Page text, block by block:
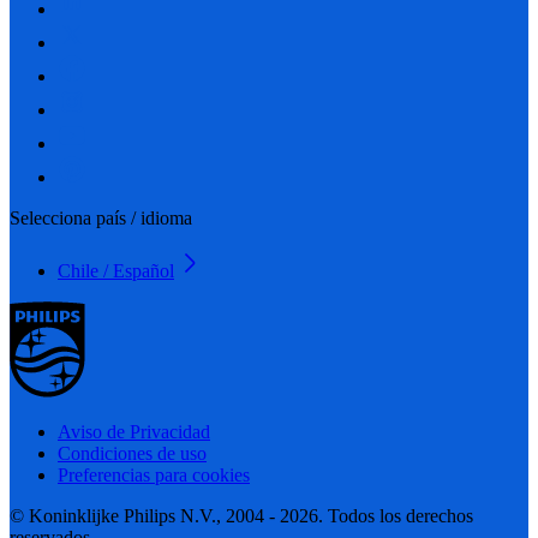
Selecciona país / idioma
Chile / Español
Aviso de Privacidad
Condiciones de uso
Preferencias para cookies
© Koninklijke Philips N.V., 2004 - 2026. Todos los derechos